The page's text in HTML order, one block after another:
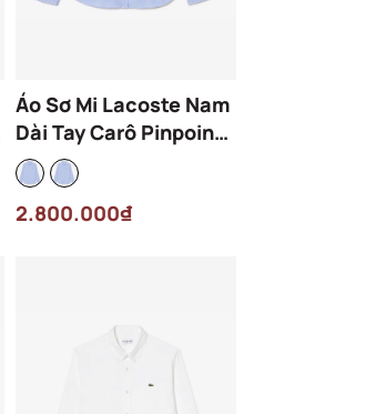
Áo Sơ Mi Lacoste Nam
Dài Tay Carô Pinpoint
Dáng Regular
CH2932-00-F6Z Màu
Xanh
2.800.000₫